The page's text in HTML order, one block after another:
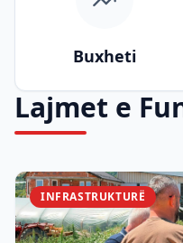
Buxheti
Lajmet e
INFRASTRUKTURË